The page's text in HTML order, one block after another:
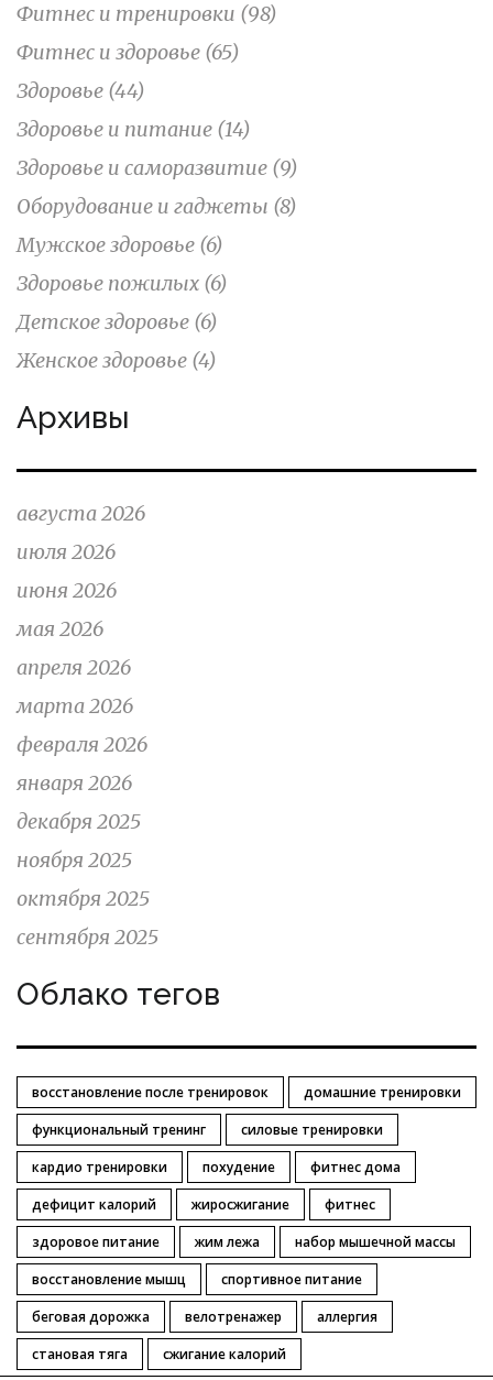
Фитнес и тренировки (98)
Фитнес и здоровье (65)
Здоровье (44)
Здоровье и питание (14)
Здоровье и саморазвитие (9)
Оборудование и гаджеты (8)
Мужское здоровье (6)
Здоровье пожилых (6)
Детское здоровье (6)
Женское здоровье (4)
Архивы
августа 2026
июля 2026
июня 2026
мая 2026
апреля 2026
марта 2026
февраля 2026
января 2026
декабря 2025
ноября 2025
октября 2025
сентября 2025
Облако тегов
восстановление после тренировок
домашние тренировки
функциональный тренинг
силовые тренировки
кардио тренировки
похудение
фитнес дома
дефицит калорий
жиросжигание
фитнес
здоровое питание
жим лежа
набор мышечной массы
восстановление мышц
спортивное питание
беговая дорожка
велотренажер
аллергия
становая тяга
сжигание калорий